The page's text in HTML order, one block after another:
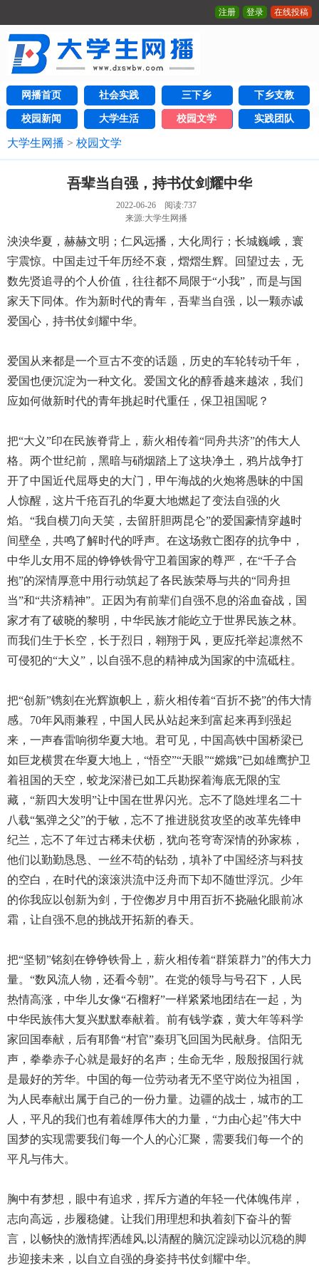
注册 登录 在线投稿
网播首页 社会实践 三下乡 下乡支教
校园新闻 大学生活 校园文学 实践团队
大学生网播 > 校园文学
吾辈当自强，持书仗剑耀中华
2022-06-26 阅读:737
来源:大学生网播
泱泱华夏，赫赫文明；仁风远播，大化周行；长城巍峨，寰
宇震惊。中国走过千年历经不衰，熠熠生辉。回望过去，无
数先贤追寻的个人价值，往往都不局限于“小我”，而是与国
家天下同体。作为新时代的青年，吾辈当自强，以一颗赤诚
爱国心，持书仗剑耀中华。
爱国从来都是一个亘古不变的话题，历史的车轮转动千年，
爱国也便沉淀为一种文化。爱国文化的醇香越来越浓，我们
应如何做新时代的青年挑起时代重任，保卫祖国呢？
把“大义”印在民族脊背上，薪火相传着“同舟共济”的伟大人
格。两个世纪前，黑暗与硝烟踏上了这块净土，鸦片战争打
开了中国近代屈辱史的大门，甲午海战的火炮将愚昧的中国
人惊醒，这片千疮百孔的华夏大地燃起了变法自强的火
焰。“我自横刀向天笑，去留肝胆两昆仑”的爱国豪情穿越时
间壁垒，共鸣了解时代的呼声。在这场救亡图存的抗争中，
中华儿女用不屈的铮铮铁骨守卫着国家的尊严，在“千子合
抱”的深情厚意中用行动筑起了各民族荣辱与共的“同舟担
当”和“共济精神”。正因为有前辈们自强不息的浴血奋战，国
家才有了破晓的黎明，中华民族才能屹立于世界民族之林。
而我们生于长空，长于烈日，翱翔于风，更应托举起凛然不
可侵犯的“大义”，以自强不息的精神成为国家的中流砥柱。
把“创新”镌刻在光辉旗帜上，薪火相传着“百折不挠”的伟大情
感。70年风雨兼程，中国人民从站起来到富起来再到强起
来，一声春雷响彻华夏大地。君可见，中国高铁中国桥梁已
如巨龙横贯在华夏大地上，“悟空”“天眼”“嫦娥”已如雄鹰护卫
着祖国的天空，蛟龙深潜已如工兵勘探着海底无限的宝
藏，“新四大发明”让中国在世界闪光。忘不了隐姓埋名二十
八载“氢弹之父”的于敏，忘不了推进脱贫攻坚的改革先锋申
纪兰，忘不了年过古稀未伏枥，犹向苍穹寄深情的孙家栋，
他们以勤勤恳恳、一丝不苟的钻劲，填补了中国经济与科技
的空白，在时代的滚滚洪流中泛舟而下却不随世浮沉。少年
的你我应以创新为剑，于倥偬岁月中用百折不挠融化眼前冰
霜，让自强不息的挑战开拓新的春天。
把“坚韧”铭刻在铮铮铁骨上，薪火相传着“群策群力”的伟大力
量。“数风流人物，还看今朝”。在党的领导与号召下，人民
热情高涨，中华儿女像“石榴籽”一样紧紧地团结在一起，为
中华民族伟大复兴默默奉献着。前有钱学森，黄大年等科学
家回国奉献，后有耶鲁“村官”秦玥飞回国为民献身。信阳无
声，拳拳赤子心就是最好的名声；生命无华，殷殷报国行就
是最好的芳华。中国的每一位劳动者无不坚守岗位为祖国，
为人民奉献出属于自己的一份力量。边疆的战士，城市的工
人，平凡的我们也有着雄厚伟大的力量，“力由心起”伟大中
国梦的实现需要我们每一个人的心汇聚，需要我们每一个的
平凡与伟大。
胸中有梦想，眼中有追求，挥斥方遒的年轻一代体魄伟岸，
志向高远，步履稳健。让我们用理想和执着刻下奋斗的誓
言，以畅快的激情挥洒雄风,以清醒的脑沉淀躁动以沉稳的脚
步迎接未来，以自立自强的身姿持书仗剑耀中华。